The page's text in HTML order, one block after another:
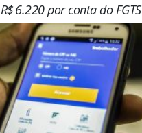
R$ 6.220 por conta do FGTS